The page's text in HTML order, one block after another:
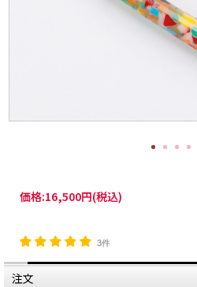
価格:16,500円(税込)
3件
注文